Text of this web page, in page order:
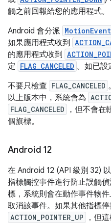
觸之前回報給您的應用程式。
Android 會分派 MotionEvent
如果應用程式收到
的應用程式收到
定 FLAG_CANCELED 。如已設
不要只檢查 FLAG_CANCELED
以上版本中，系統會為
FLAG_CANCELED
，但不會在
個旗標。
Android 12
在 Android 12 (API 級別 32)
指標觸控事件進行防止誤觸
標，系統則會在動作事件物
取消該事件。如果其他指標
ACTION_POINTER_UP
，但